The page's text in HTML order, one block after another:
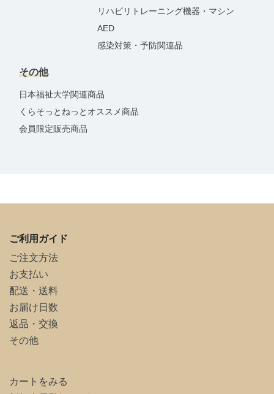
リハビリトレーニング機器・マシン
AED
感染対策・予防関連品
その他
日本福祉大学関連商品
くらそっとねっとオススメ商品
会員限定販売商品
ご利用ガイド
ご注文方法
お支払い
配送・送料
お届け日数
返品・交換
その他
カートをみる